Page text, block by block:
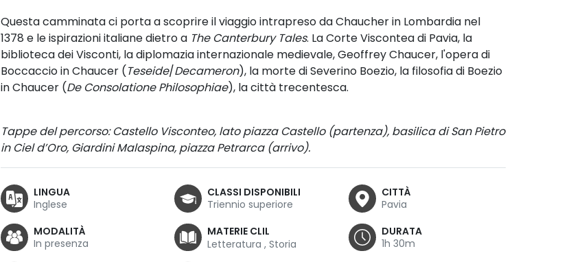
Questa camminata ci porta a scoprire il viaggio intrapreso da Chaucher in Lombardia nel
1378 e le ispirazioni italiane dietro a The Canterbury Tales. La Corte Viscontea di Pavia, la
biblioteca dei Visconti, la diplomazia internazionale medievale, Geoffrey Chaucer, l'opera di
Boccaccio in Chaucer (Teseide/Decameron), la morte di Severino Boezio, la filosofia di Boezio
in Chaucer (De Consolatione Philosophiae), la città trecentesca.
Tappe del percorso: Castello Visconteo, lato piazza Castello (partenza), basilica di San Pietro
in Ciel d’Oro, Giardini Malaspina, piazza Petrarca (arrivo).
LINGUA
Inglese
CLASSI DISPONIBILI
Triennio superiore
CITTÀ
Pavia
MODALITÀ
In presenza
MATERIE CLIL
Letteratura ,Storia
DURATA
1h 30m